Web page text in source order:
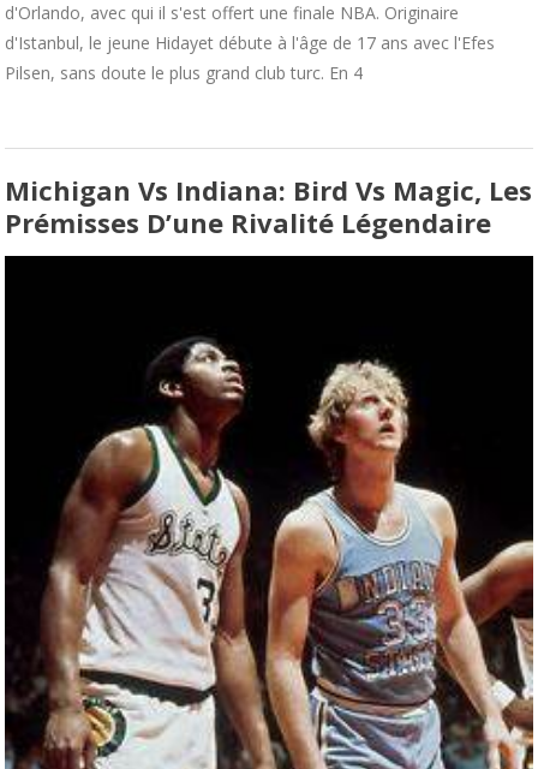
d'Orlando, avec qui il s'est offert une finale NBA. Originaire
d'Istanbul, le jeune Hidayet débute à l'âge de 17 ans avec l'Efes
Pilsen, sans doute le plus grand club turc. En 4
Michigan Vs Indiana: Bird Vs Magic, Les
Prémisses D’une Rivalité Légendaire